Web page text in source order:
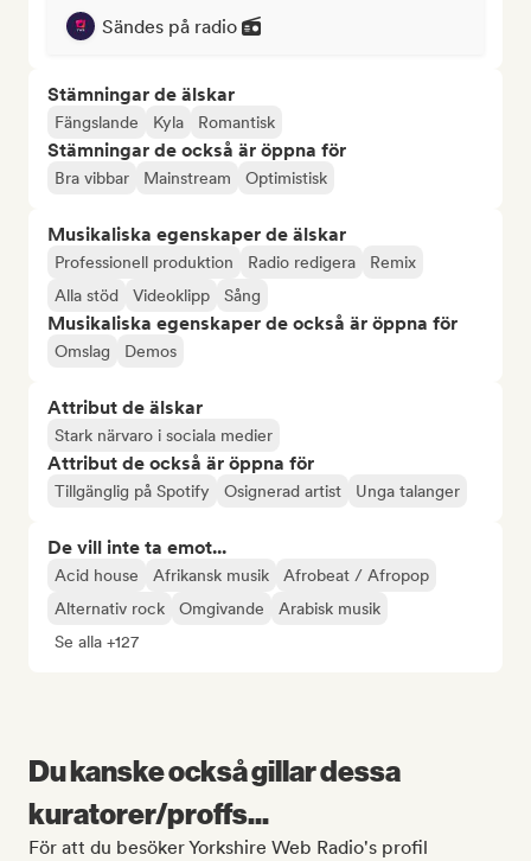
Sändes på radio
Stämningar de älskar
Fängslande Kyla Romantisk
Stämningar de också är öppna för
Bra vibbar Mainstream Optimistisk
Musikaliska egenskaper de älskar
Professionell produktion Radio redigera
Remix
Alla stöd
Videoklipp Sång
Musikaliska egenskaper de också är öppna för
Omslag Demos
Attribut de älskar
Stark närvaro i sociala medier
Attribut de också är öppna för
Tillgänglig på Spotify Osignerad artist Unga talanger
De vill inte ta emot...
Acid house Afrikansk musik
Afrobeat / Afropop
Alternativ rock
Omgivande
Arabisk musik
Se alla +127
Du kanske också gillar dessa
kuratorer/proffs...
För att du besöker Yorkshire Web Radio's profil